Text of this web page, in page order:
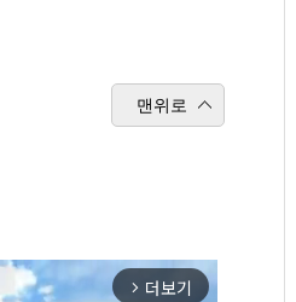
맨위로
arrow_forward_ios 더보기